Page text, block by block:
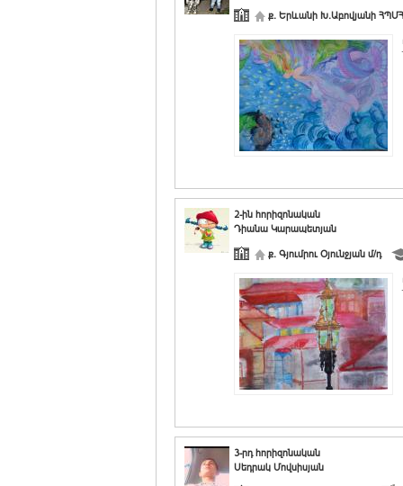
ք. Երևանի Խ.Աբովյանի
2-ին հորիզոնական
Դիանա Կարապետյան
ք. Գյումրու Օյունջյան մ/դ
3-րդ հորիզոնական
Սեդրակ Մովսիսյան